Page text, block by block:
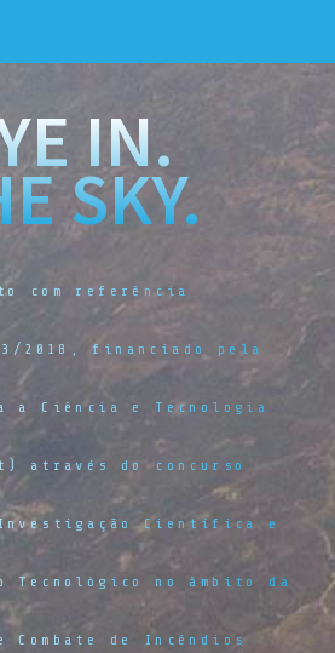
IN.
SKY.
com referência
2018, financiado pela
a Ciência e Tecnologia
através do concurso
Científica e
Tecnológico no âmbito da
Combate de Incêndios